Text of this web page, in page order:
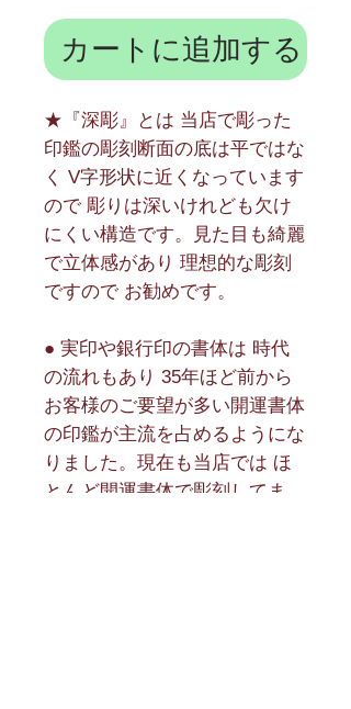
カートに追加する
★『深彫』とは 当店で彫った
印鑑の彫刻断面の底は平ではな
く V字形状に近くなっています
ので 彫りは深いけれども欠け
にくい構造です。見た目も綺麗
で立体感があり 理想的な彫刻
ですので お勧めです。
● 実印や銀行印の書体は 時代
の流れもあり 35年ほど前から
お客様のご要望が多い開運書体
の印鑑が主流を占めるようにな
りました。現在も当店では ほ
とんど開運書体で彫刻してま